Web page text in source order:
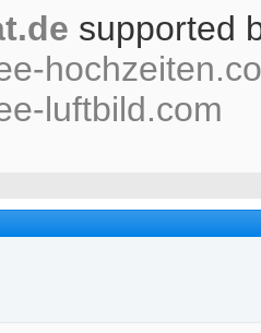
supported
luftbild.com